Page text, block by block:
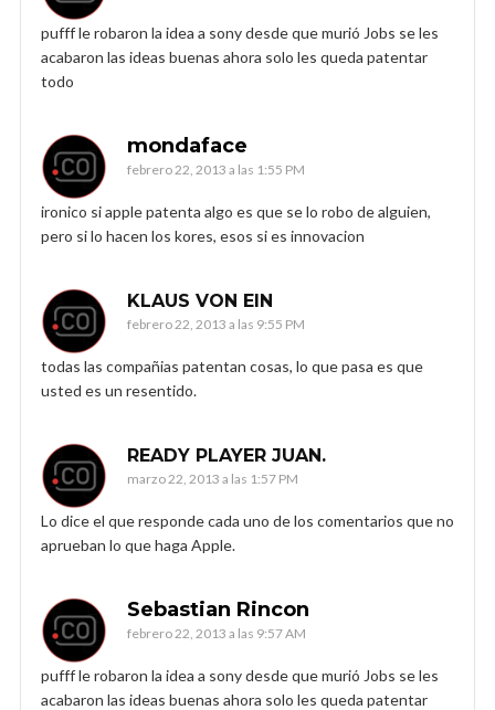
pufff le robaron la idea a sony desde que murió Jobs se les
acabaron las ideas buenas ahora solo les queda patentar
todo
mondaface
febrero 22, 2013 a las 1:55 PM
ironico si apple patenta algo es que se lo robo de alguien,
pero si lo hacen los kores, esos si es innovacion
KLAUS VON EIN
febrero 22, 2013 a las 9:55 PM
todas las compañias patentan cosas, lo que pasa es que
usted es un resentido.
READY PLAYER JUAN.
marzo 22, 2013 a las 1:57 PM
Lo dice el que responde cada uno de los comentarios que no
aprueban lo que haga Apple.
Sebastian Rincon
febrero 22, 2013 a las 9:57 AM
pufff le robaron la idea a sony desde que murió Jobs se les
acabaron las ideas buenas ahora solo les queda patentar